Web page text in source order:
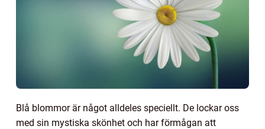
Blå blommor är något alldeles speciellt. De lockar oss
med sin mystiska skönhet och har förmågan att